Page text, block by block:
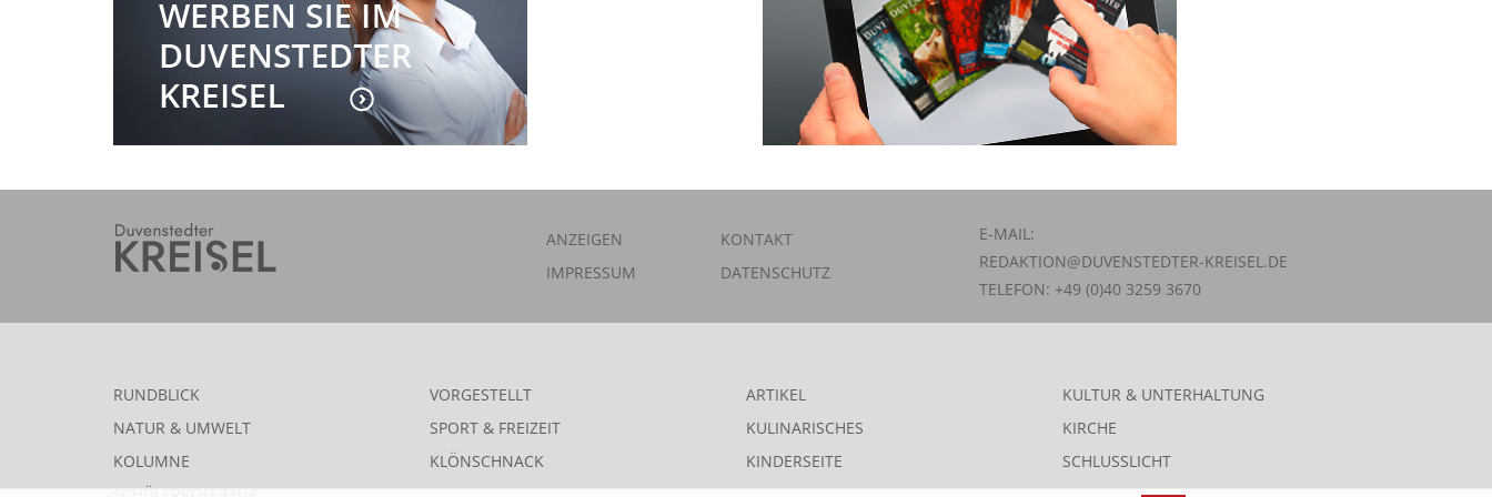
ANZEIGEN
KONTAKT
IMPRESSUM
DATENSCHUTZ
E-MAIL:
REDAKTION@DUVENSTEDTER-KREISEL.DE
TELEFON: +49 (0)40 3259 3670
RUNDBLICK VORGESTELLT ARTIKEL
KULTUR & UNTERHALTUNG
NATUR & UMWELT
SPORT & FREIZEIT KULINARISCHES
KIRCHE
KOLUMNE
KLÖNSCHNACK KINDERSEITE
SCHLUSSLICHT